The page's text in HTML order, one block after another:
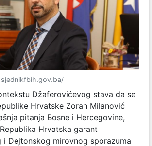
Džaferovićevog stava da se
Hrvatske Zoran Milanović
pitanja Bosne i Hercegovine,
Hrvatska garant
i Dejtonskog mirovnog sporazuma